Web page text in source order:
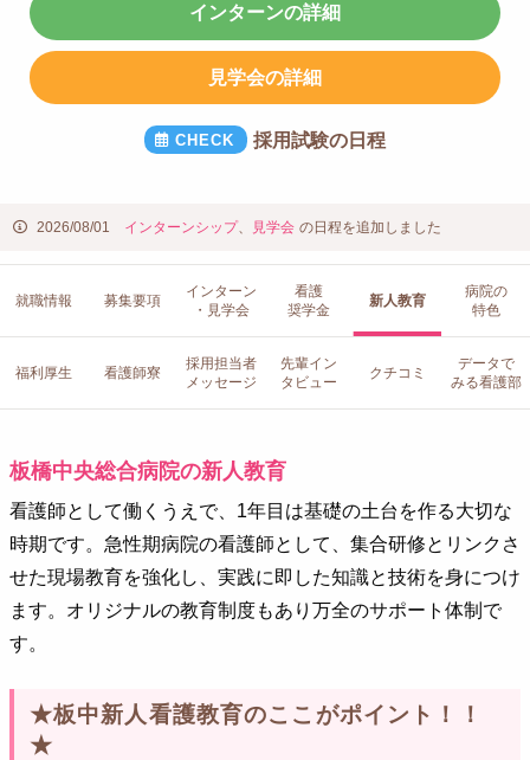
インターンの詳細
見学会の詳細
採用試験の日程
2026/08/01 インターンシップ、 見学会 の日程を追加しました
就職情報 募集要項
インターン
・見学会
看護
奨学金
新人教育
病院の
特色
福利厚生 看護師寮
採用担当者
メッセージ
先輩イン
タビュー
クチコミ
データで
みる看護部
板橋中央総合病院の新人教育
看護師として働くうえで、1年目は基礎の土台を作る大切な
時期です。急性期病院の看護師として、集合研修とリンクさ
せた現場教育を強化し、実践に即した知識と技術を身につけ
ます。オリジナルの教育制度もあり万全のサポート体制で
す。
★板中新人看護教育のここがポイント！！
★